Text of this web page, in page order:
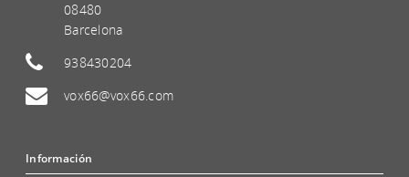
08480
Barcelona
938430204
vox66@vox66.com
Información